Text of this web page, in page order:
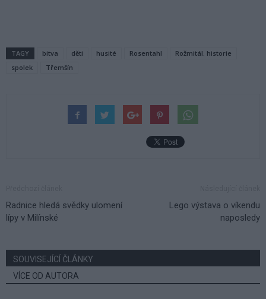
TAGY bitva děti husité Rosentahl
Rožmitál. historie
spolek
Třemšín
Radnice hledá svědky ulomení
lípy v Milínské
Lego výstava o víkendu
naposledy
SOUVISEJÍCÍ ČLÁNKY
VÍCE OD AUTORA